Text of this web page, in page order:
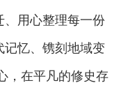
、用心整理每一份
记忆、镌刻地域变
，在平凡的修史存